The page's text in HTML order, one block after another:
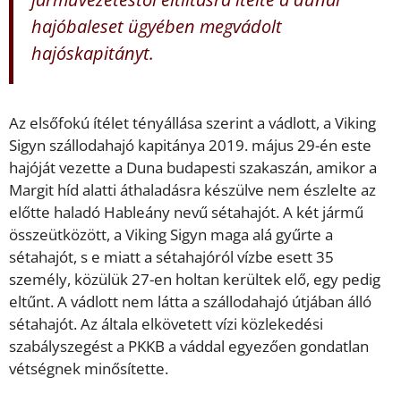
hajóbaleset ügyében megvádolt
hajóskapitányt.
Az elsőfokú ítélet tényállása szerint a vádlott, a Viking
Sigyn szállodahajó kapitánya 2019. május 29-én este
hajóját vezette a Duna budapesti szakaszán, amikor a
Margit híd alatti áthaladásra készülve nem észlelte az
előtte haladó Hableány nevű sétahajót. A két jármű
összeütközött, a Viking Sigyn maga alá gyűrte a
sétahajót, s e miatt a sétahajóról vízbe esett 35
személy, közülük 27-en holtan kerültek elő, egy pedig
eltűnt. A vádlott nem látta a szállodahajó útjában álló
sétahajót. Az általa elkövetett vízi közlekedési
szabályszegést a PKKB a váddal egyezően gondatlan
vétségnek minősítette.